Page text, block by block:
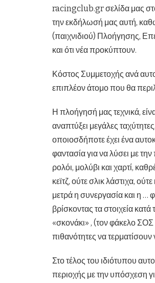
racingclub.gr σελίδα μας
την εκδήλωσή μας αυτή,
(παιχνιδιού) Πλοήγησης,
και ότι νέα προκύπτουν.
Κόστος Συμμετοχής ανά
επιπλέον άτομο που θα
Η πλοήγησή μας τεχνικά,
αναπτύξει μεγάλες
οποιοσδήποτε έχει ένα
φαντασία για να λύσει με
ρολόι, μολύβι και χαρτί,
κεϊτζ, ούτε σλικ λάστιχα,
μετρά η συνεργασία και η …
βρίσκοντας τα στοιχεία
«σκονάκι» , (τον φάκελο ΣΟΣ
πιθανότητες να
Στο τέλος του ιδιότυπου
περιοχής με την υπόσχεση